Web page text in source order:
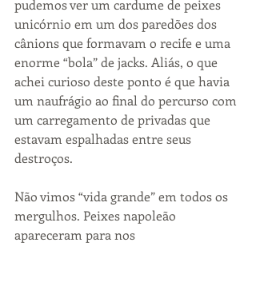
pudemos ver um cardume de peixes
unicórnio em um dos paredões dos
cânions que formavam o recife e uma
enorme “bola” de jacks. Aliás, o que
achei curioso deste ponto é que havia
um naufrágio ao final do percurso com
um carregamento de privadas que
estavam espalhadas entre seus
destroços.
Não vimos “vida grande” em todos os
mergulhos. Peixes napoleão
apareceram para nos